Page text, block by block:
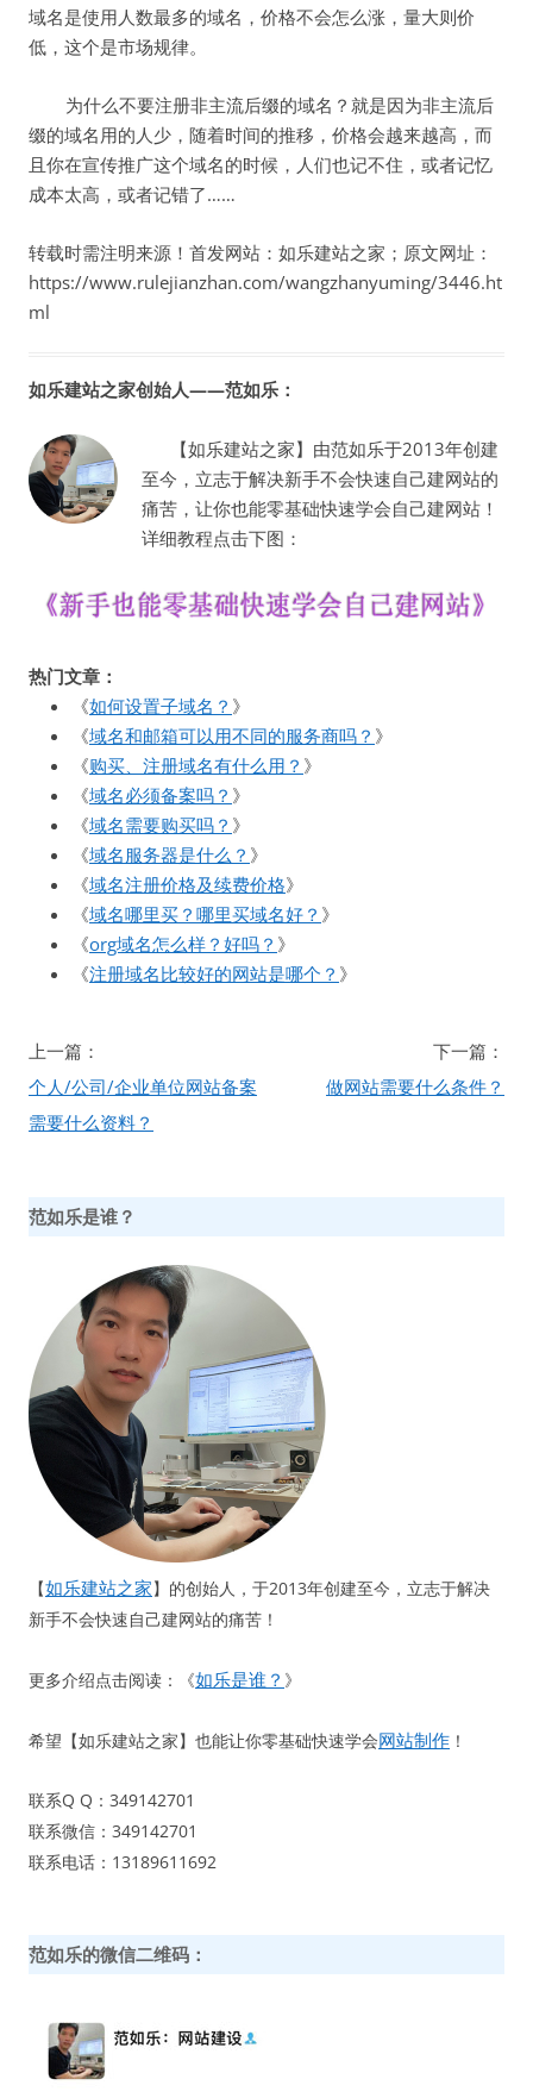
域名是使用人数最多的域名，价格不会怎么涨，量大则价
低，这个是市场规律。
为什么不要注册非主流后缀的域名？就是因为非主流后
缀的域名用的人少，随着时间的推移，价格会越来越高，而
且你在宣传推广这个域名的时候，人们也记不住，或者记忆
成本太高，或者记错了……
转载时需注明来源！首发网站：如乐建站之家；原文网址：
https://www.rulejianzhan.com/wangzhanyuming/3446.ht
ml
如乐建站之家创始人——范如乐：
【如乐建站之家】由范如乐于2013年创建
至今，立志于解决新手不会快速自己建网站的
痛苦，让你也能零基础快速学会自己建网站！
详细教程点击下图：
热门文章：
《如何设置子域名？ 》
《域名和邮箱可以用不同的服务商吗？ 》
《购买、注册域名有什么用？ 》
《域名必须备案吗？ 》
《域名需要购买吗？ 》
《域名服务器是什么？ 》
《域名注册价格及续费价格》
《域名哪里买？哪里买域名好？ 》
《org域名怎么样？好吗？ 》
《注册域名比较好的网站是哪个？ 》
文
章
导
上一篇：
个人/公司/企业单位网站备案
需要什么资料？
下一篇：
做网站需要什么条件？
范如乐是谁？
【如乐建站之家】的创始人，于2013年创建至今，立志于解决
新手不会快速自己建网站的痛苦！
更多介绍点击阅读：《如乐是谁？ 》
希望【如乐建站之家】也能让你零基础快速学会网站制作 ！
联系Q Q：349142701
联系微信：349142701
联系电话：13189611692
范如乐的微信二维码：